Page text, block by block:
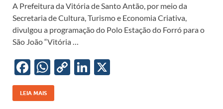
e
b
o
o
k
at
s
A
p
p
p
y
Li
n
k
k
e
n
A Prefeitura da Vitória de Santo Antão, por meio da
Secretaria de Cultura, Turismo e Economia Criativa,
divulgou a programação do Polo Estação do Forró para o
São João “Vitória …
F
ac
e
W
h
at
C
Li
LEIA MAIS